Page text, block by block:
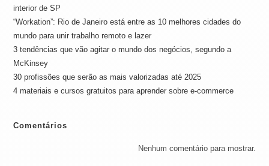
interior de SP
“Workation”: Rio de Janeiro está entre as 10 melhores cidades do
mundo para unir trabalho remoto e lazer
3 tendências que vão agitar o mundo dos negócios, segundo a
McKinsey
30 profissões que serão as mais valorizadas até 2025
4 materiais e cursos gratuitos para aprender sobre e-commerce
Comentários
Nenhum comentário para mostrar.